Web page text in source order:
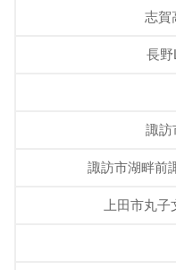
志賀
長
諏訪
諏訪市湖畔前
上田市丸